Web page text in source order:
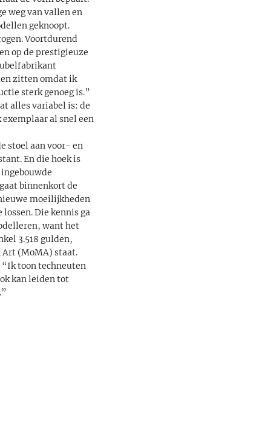
weg van vallen en
geknoopt.
Voortdurend
op de prestigieuze
zitten omdat ik
sterk genoeg is.”
alles variabel is: de
al snel een
stoel aan voor- en
En die hoek is
binnenkort de
moeilijkheden
Die kennis ga
want het
3.518 gulden,
Art (MoMA) staat.
“Ik toon techneuten
kan leiden tot